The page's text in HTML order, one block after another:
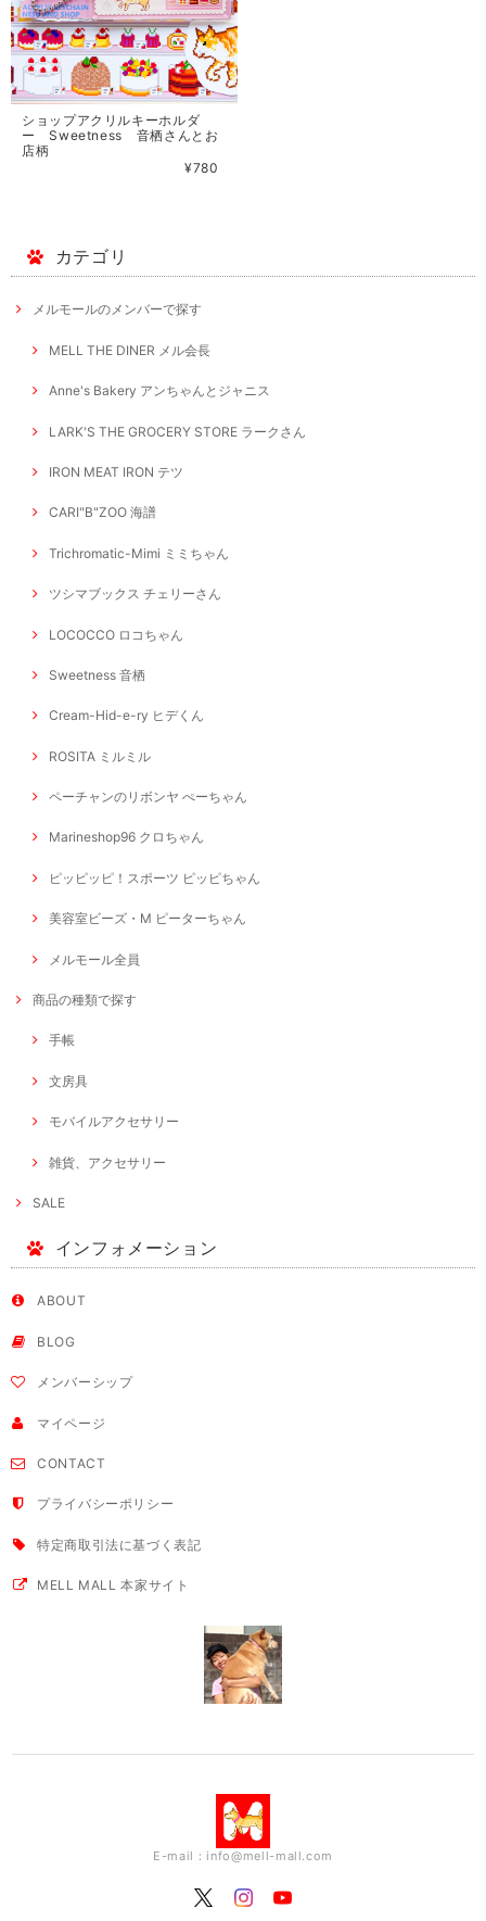
ショップアクリルキーホルダ
ー Sweetness 音栖さんとお
店柄
¥780
カテゴリ
メルモールのメンバーで探す
MELL THE DINER メル会長
Anne's Bakery アンちゃんとジャニス
LARK'S THE GROCERY STORE ラークさん
IRON MEAT IRON テツ
CARI"B"ZOO 海譜
Trichromatic-Mimi ミミちゃん
ツシマブックス チェリーさん
LOCOCCO ロコちゃん
Sweetness 音栖
Cream-Hid-e-ry ヒデくん
ROSITA ミルミル
ペーチャンのリボンヤ ぺーちゃん
Marineshop96 クロちゃん
ピッピッピ！スポーツ ピッピちゃん
美容室ビーズ・M ピーターちゃん
メルモール全員
商品の種類で探す
手帳
文房具
モバイルアクセサリー
雑貨、アクセサリー
SALE
インフォメーション
ABOUT
BLOG
メンバーシップ
マイページ
CONTACT
プライバシーポリシー
特定商取引法に基づく表記
MELL MALL 本家サイト
E-mail： info@mell-mall.com